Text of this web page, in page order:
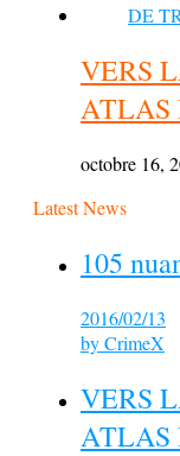
VERS
ATLAS
octobre 16,
Latest News
105
2016/02/13
byCrimeX
VERS
ATLAS